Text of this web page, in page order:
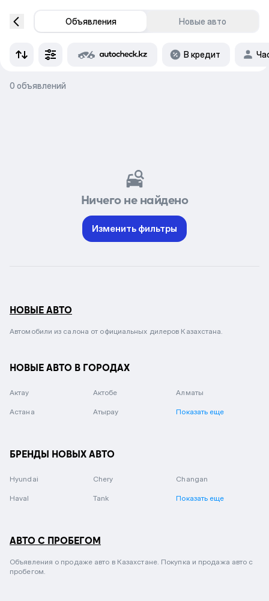
Объявления Новые авто
В кредит
0 объявлений
Ничего не найдено
Изменить фильтры
НОВЫЕ АВТО
Автомобили из салона от официальных дилеров Казахстана.
НОВЫЕ АВТО В ГОРОДАХ
Актау Актобе Алматы
Астана Атырау Показать еще
БРЕНДЫ НОВЫХ АВТО
Hyundai Chery Changan
Haval Tank Показать еще
АВТО С ПРОБЕГОМ
Объявления о продаже авто в Казахстане. Покупка и продажа авто с
пробегом.